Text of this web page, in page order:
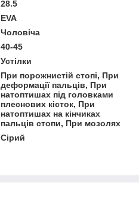
28.5
EVA
Чоловіча
40-45
Устілки
При порожнистій стопі, При
деформації пальців, При
натоптишах під головками
плеснових кісток, При
натоптишах на кінчиках
пальців стопи, При мозолях
Сірий